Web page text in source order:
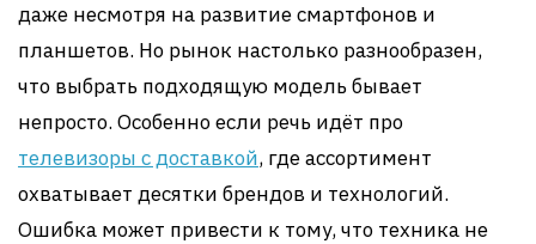
даже несмотря на развитие смартфонов и
планшетов. Но рынок настолько разнообразен,
что выбрать подходящую модель бывает
непросто. Особенно если речь идёт про
телевизоры с доставкой, где ассортимент
охватывает десятки брендов и технологий.
Ошибка может привести к тому, что техника не